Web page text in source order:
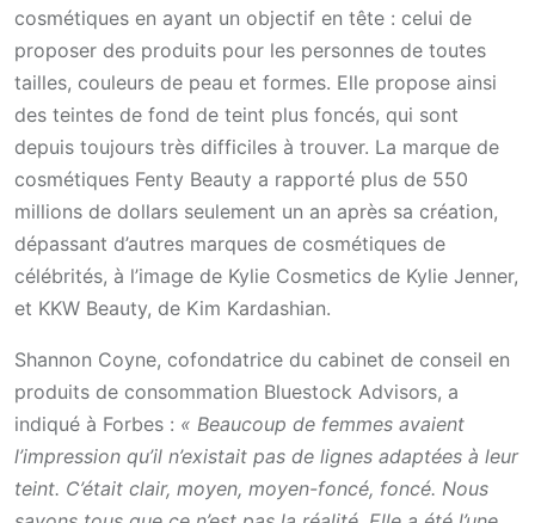
cosmétiques en ayant un objectif en tête : celui de
proposer des produits pour les personnes de toutes
tailles, couleurs de peau et formes. Elle propose ainsi
des teintes de fond de teint plus foncés, qui sont
depuis toujours très difficiles à trouver. La marque de
cosmétiques Fenty Beauty a rapporté plus de 550
millions de dollars seulement un an après sa création,
dépassant d’autres marques de cosmétiques de
célébrités, à l’image de Kylie Cosmetics de Kylie Jenner,
et KKW Beauty, de Kim Kardashian.
Shannon Coyne, cofondatrice du cabinet de conseil en
produits de consommation Bluestock Advisors, a
indiqué à Forbes : « Beaucoup de femmes avaient
l’impression qu’il n’existait pas de lignes adaptées à leur
teint. C’était clair, moyen, moyen-foncé, foncé. Nous